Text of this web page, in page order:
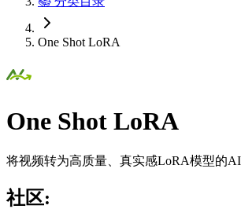
One Shot LoRA
One Shot LoRA
将视频转为高质量、真实感LoRA模型的
社区: